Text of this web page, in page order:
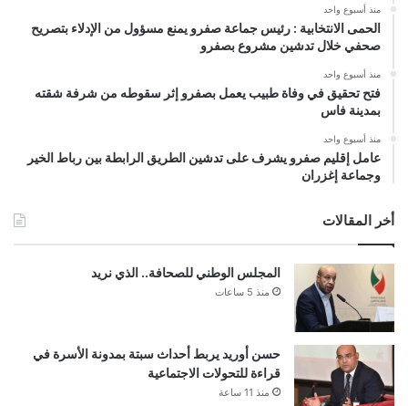
منذ أسبوع واحد
الحمى الانتخابية : رئيس جماعة صفرو يمنع مسؤول من الإدلاء بتصريح
صحفي خلال تدشين مشروع بصفرو
منذ أسبوع واحد
فتح تحقيق في وفاة طبيب يعمل بصفرو إثر سقوطه من شرفة شقته
بمدينة فاس
منذ أسبوع واحد
عامل إقليم صفرو يشرف على تدشين الطريق الرابطة بين رباط الخير
وجماعة إغزران
أخر المقالات
المجلس الوطني للصحافة.. الذي نريد
منذ 5 ساعات
حسن أوريد يربط أحداث سبتة بمدونة الأسرة في
قراءة للتحولات الاجتماعية
منذ 11 ساعة